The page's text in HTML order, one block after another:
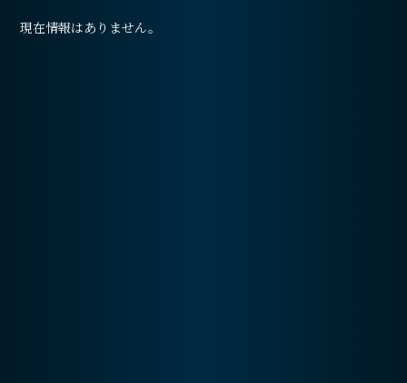
現在情報はありません。